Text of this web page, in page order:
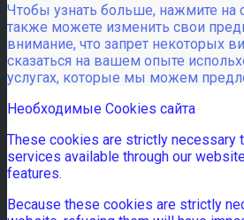
Чтобы узнать больше, нажмите на
также можете изменить свои
внимание, что запрет некоторых
сказаться на вашем опыте
услугах, которые мы можем
Необходимые Cookies сайта
These cookies are strictly necessary
services available through our
features.
Because these cookies are strictly